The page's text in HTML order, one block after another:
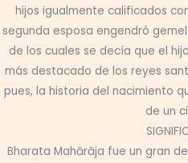
hijos igualmente calificados
segunda esposa engendró
de los cuales se decía que el
más destacado de los reyes
pues, la historia del nacimiento
de un
Bharata Mahārāja fue un gran